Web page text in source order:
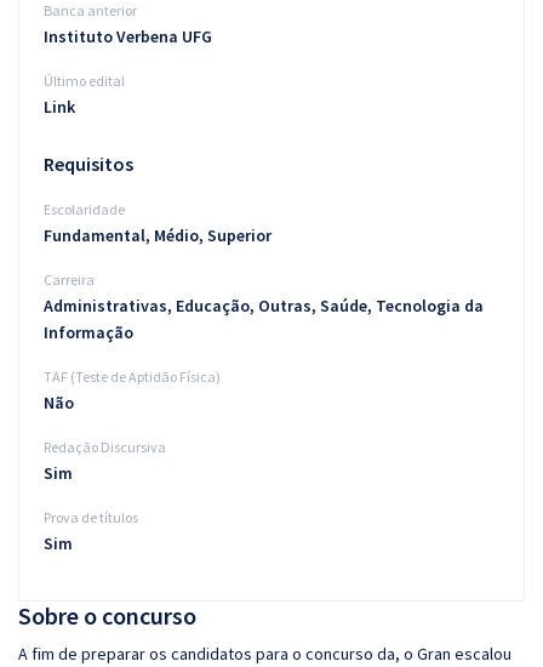
Sobre o concurso
A fim de preparar os candidatos para o concurso da, o Gran escalou
Banca anterior
Instituto Verbena UFG
Último edital
Link
Requisitos
Escolaridade
Fundamental, Médio, Superior
Carreira
Administrativas, Educação, Outras, Saúde, Tecnologia da
Informação
TAF (Teste de Aptidão Física)
Não
Redação Discursiva
Sim
Prova de títulos
Sim